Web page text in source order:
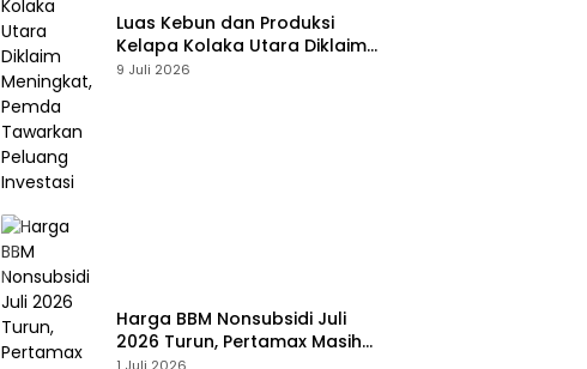
Luas Kebun dan Produksi
Kelapa Kolaka Utara Diklaim
Meningkat, Pemda Tawarkan
9 Juli 2026
Harga BBM Nonsubsidi Juli
2026 Turun, Pertamax Masih
Bertahan Rp16.250 per Liter